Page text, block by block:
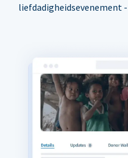
liefdadigheidsevenement